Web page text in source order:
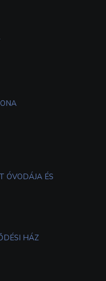
ÓVODÁJA ÉS
HÁZ